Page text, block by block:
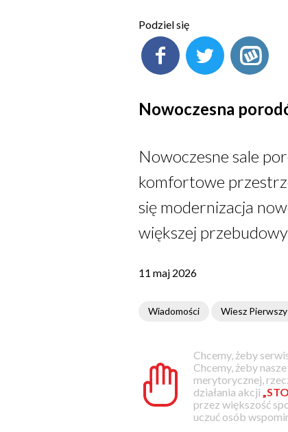
Podziel się
Nowoczesna
Nowoczesne sale
komfortowe
się modernizacja
większej
11 maj 2026
Wiadomości Wiesz Pierwszy
Chcemy, żeby
Chcemy, żeby
merytorycznej,
działania akcji
przez większość
uczuć osób